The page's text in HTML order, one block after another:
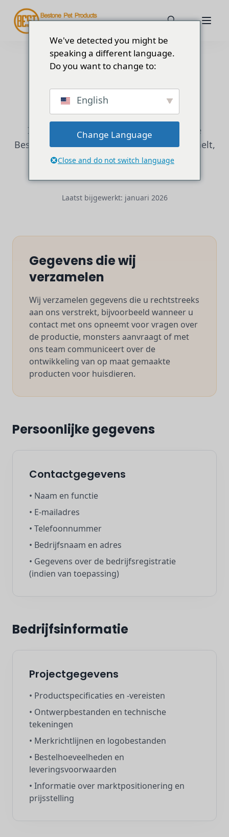
Privacybeleid
In dit privacybeleid wordt uitgelegd hoe
Bestone Pet Products uw gegevens verzamelt,
gebruikt en beschermt wanneer u
Laatst bijgewerkt: januari 2026
Gegevens die wij
verzamelen
Wij verzamelen gegevens die u rechtstreeks
aan ons verstrekt, bijvoorbeeld wanneer u
contact met ons opneemt voor vragen over
de productie, monsters aanvraagt of met
ons team communiceert over de
ontwikkeling van op maat gemaakte
producten voor huisdieren.
Persoonlijke gegevens
Contactgegevens
• Naam en functie
• E-mailadres
• Telefoonnummer
• Bedrijfsnaam en adres
• Gegevens over de bedrijfsregistratie
(indien van toepassing)
Bedrijfsinformatie
Projectgegevens
• Productspecificaties en -vereisten
• Ontwerpbestanden en technische
tekeningen
• Merkrichtlijnen en logobestanden
• Bestelhoeveelheden en
leveringsvoorwaarden
• Informatie over marktpositionering en
prijsstelling
We've detected you might be
speaking a different language.
Do you want to change to:
English
Change Language
Close and do not switch language